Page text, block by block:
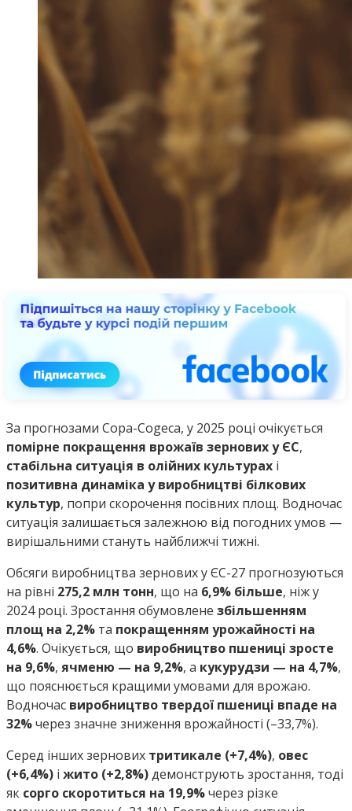
За прогнозами Copa-Cogeca, у 2025 році очікується
помірне покращення врожаїв зернових у ЄС,
стабільна ситуація в олійних культурах і
позитивна динаміка у виробництві білкових
культур, попри скорочення посівних площ. Водночас
ситуація залишається залежною від погодних умов —
вирішальними стануть найближчі тижні.
Обсяги виробництва зернових у ЄС-27 прогнозуються
на рівні 275,2 млн тонн, що на 6,9% більше, ніж у
2024 році. Зростання обумовлене збільшенням
площ на 2,2% та покращенням урожайності на
4,6%. Очікується, що виробництво пшениці зросте
на 9,6%, ячменю — на 9,2%, а кукурудзи — на 4,7%,
що пояснюється кращими умовами для врожаю.
Водночас виробництво твердої пшениці впаде на
32%через значне зниження врожайності (–33,7%).
Серед інших зернових тритикале (+7,4%), овес
(+6,4%) і жито (+2,8%)демонструють зростання, тоді
як сорго скоротиться на 19,9%через різке